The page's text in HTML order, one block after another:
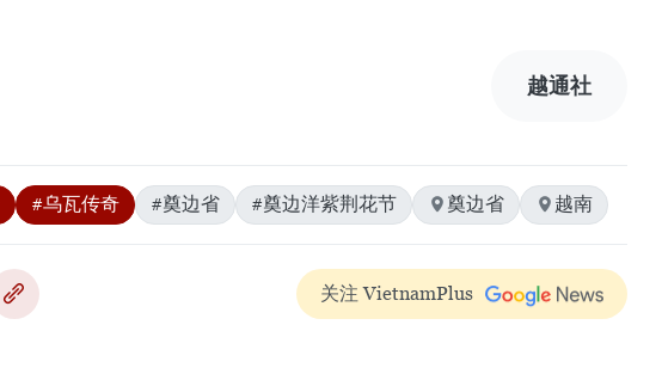
越通社
#乌瓦传奇 #奠边省 #奠边洋紫荆花节 奠边省 越南
关注 VietnamPlus